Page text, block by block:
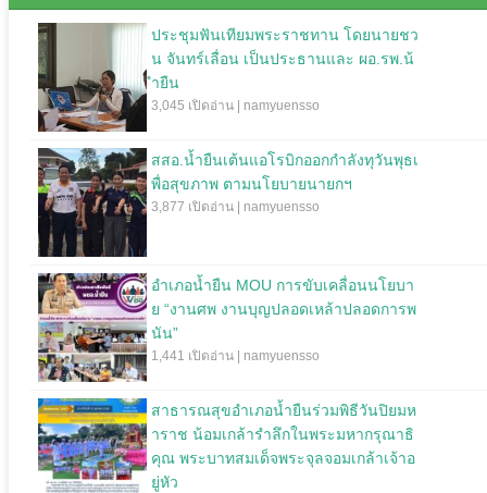
ประชุมฟันเทียมพระราชทาน โดยนายชว
น จันทร์เลื่อน เป็นประธานและ ผอ.รพ.น้
ำยืน
3,045 เปิดอ่าน | namyuensso
สสอ.น้ำยืนเต้นแอโรบิกออกกำลังทุวันพุธเ
พื่อสุขภาพ ตามนโยบายนายกฯ
3,877 เปิดอ่าน | namyuensso
อำเภอน้ำยืน MOU การขับเคลื่อนนโยบา
ย “งานศพ งานบุญปลอดเหล้าปลอดการพ
นัน”
1,441 เปิดอ่าน | namyuensso
สาธารณสุขอำเภอน้ำยืนร่วมพิธีวันปิยมห
าราช น้อมเกล้ารำลึกในพระมหากรุณาธิ
คุณ พระบาทสมเด็จพระจุลจอมเกล้าเจ้าอ
ยู่หัว